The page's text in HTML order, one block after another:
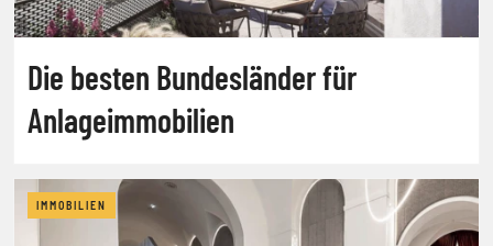
Die besten Bundesländer für
Anlageimmobilien
IMMOBILIEN